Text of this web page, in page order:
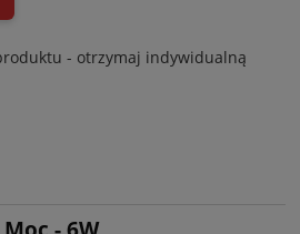
- otrzymaj indywidualną